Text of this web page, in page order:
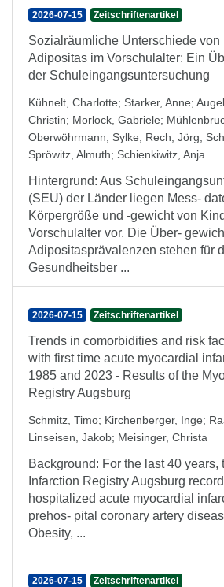
2026-07-15 Zeitschriftenartikel
Sozialräumliche Unterschiede von
Adipositas im Vorschulalter: Ein
der Schuleingangsuntersuchung
Kühnelt, Charlotte; Starker, Anne;
Christin; Morlock, Gabriele;
Oberwöhrmann, Sylke; Rech, Jörg;
Spröwitz, Almuth; Schienkiwitz, Anja
Hintergrund: Aus
(SEU) der Länder liegen Mess-
Körpergröße und -gewicht von
Vorschulalter vor. Die Über-
Adipositasprävalenzen stehen für
Gesundheitsber ...
2026-07-15 Zeitschriftenartikel
Trends in comorbidities and risk
with first time acute myocardial
1985 and 2023 - Results of the
Registry Augsburg
Schmitz, Timo; Kirchenberger, Inge;
Linseisen, Jakob; Meisinger, Christa
Background: For the last 40 years,
Infarction Registry Augsburg
hospitalized acute myocardial
prehos- pital coronary artery
Obesity, ...
2026-07-15 Zeitschriftenartikel